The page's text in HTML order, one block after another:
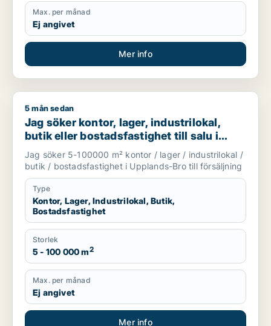
Max. per månad
Ej angivet
Mer info
Jag söker kontor, lager, industrilokal, butik eller
5 mån sedan
Jag söker kontor, lager, industrilokal,
butik eller bostadsfastighet till salu i
Upplands-Bro
Jag söker 5-100000 m² kontor / lager / industrilokal /
butik / bostadsfastighet i Upplands-Bro till försäljning
Type
Kontor, Lager, Industrilokal, Butik,
Bostadsfastighet
Storlek
5 - 100 000 m2
Max. per månad
Ej angivet
Mer info